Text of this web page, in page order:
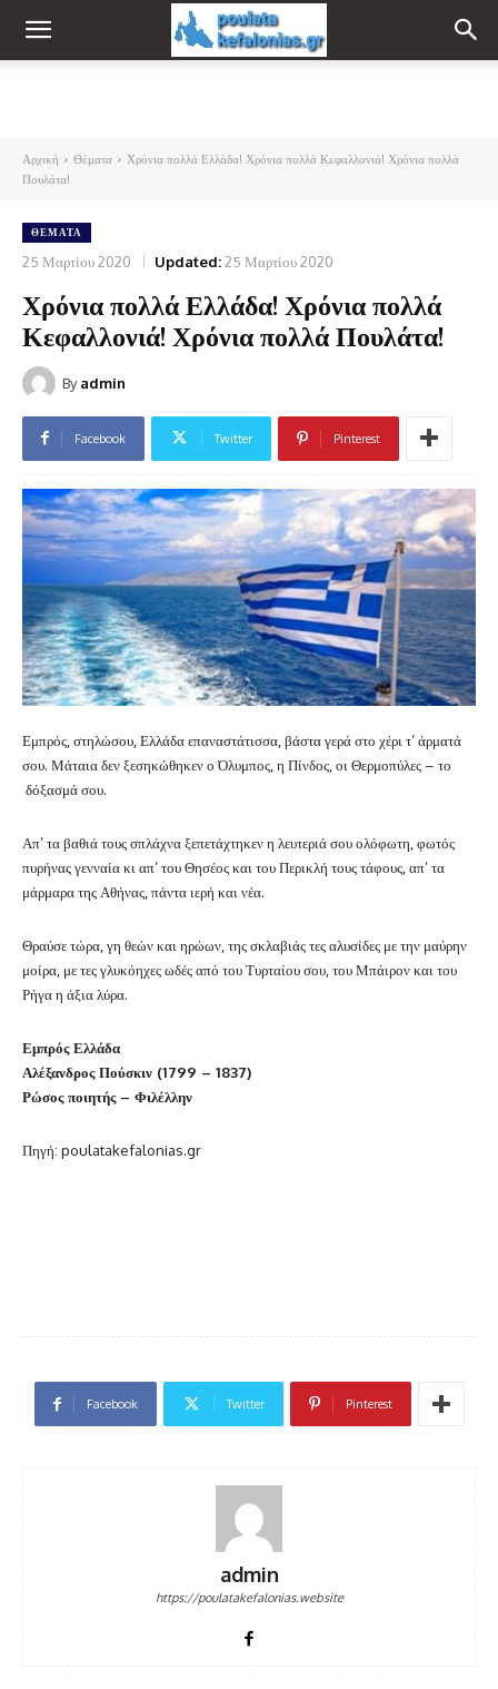
Αρχική Θέματα
Χρόνια πολλά Ελλάδα! Χρόνια πολλά Κεφαλλονιά! Χρόνια πολλά
Πουλάτα!
ΘΈΜΑΤΑ
25 Μαρτίου 2020 Updated:25 Μαρτίου 2020
Χρόνια πολλά Ελλάδα! Χρόνια πολλά
Κεφαλλονιά! Χρόνια πολλά Πουλάτα!
By admin
Facebook Twitter Pinterest
Εμπρός, στηλώσου, Ελλάδα επαναστάτισσα, βάστα γερά στο χέρι τ’ άρματά
σου. Μάταια δεν ξεσηκώθηκεν ο Όλυμπος, η Πίνδος, οι Θερμοπύλες – το
δόξασμά σου.
Απ’ τα βαθιά τους σπλάχνα ξεπετάχτηκεν η λευτεριά σου ολόφωτη, φωτός
πυρήνας γενναία κι απ’ του Θησέος και του Περικλή τους τάφους, απ’ τα
μάρμαρα της Αθήνας, πάντα ιερή και νέα.
Θραύσε τώρα, γη θεών και ηρώων, της σκλαβιάς τες αλυσίδες με την μαύρην
μοίρα, με τες γλυκόηχες ωδές από του Τυρταίου σου, του Μπάιρον και του
Ρήγα η άξια λύρα.
Εμπρός Ελλάδα
Αλέξανδρος Πούσκιν (1799 – 1837)
Ρώσος ποιητής – Φιλέλλην
Πηγή: poulatakefalonias.gr
Facebook Twitter Pinterest
admin
https://poulatakefalonias.website